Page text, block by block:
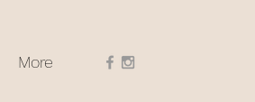
More